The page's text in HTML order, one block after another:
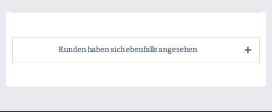
Kunden haben sich ebenfalls angesehen